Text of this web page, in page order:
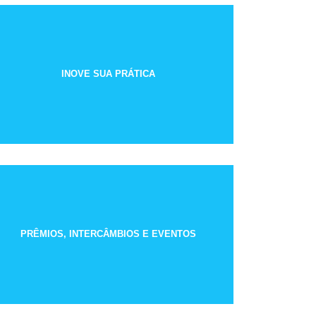
INOVE SUA PRÁTICA
PRÊMIOS, INTERCÂMBIOS E EVENTOS